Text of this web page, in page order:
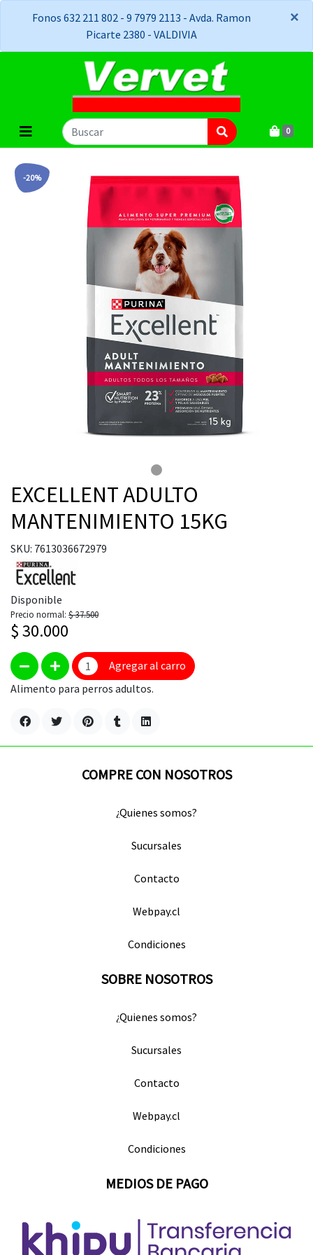
Fonos 632 211 802 - 9 7979 2113 - Avda. Ramon
Picarte 2380 - VALDIVIA
×
×
0
-20%
EXCELLENT ADULTO
MANTENIMIENTO 15KG
SKU: 7613036672979
Disponible
Precio normal: $ 37.500
$ 30.000
Agregar al carro
Alimento para perros adultos.
COMPRE CON NOSOTROS
¿Quienes somos?
Sucursales
Contacto
Webpay.cl
Condiciones
SOBRE NOSOTROS
¿Quienes somos?
Sucursales
Contacto
Webpay.cl
Condiciones
MEDIOS DE PAGO